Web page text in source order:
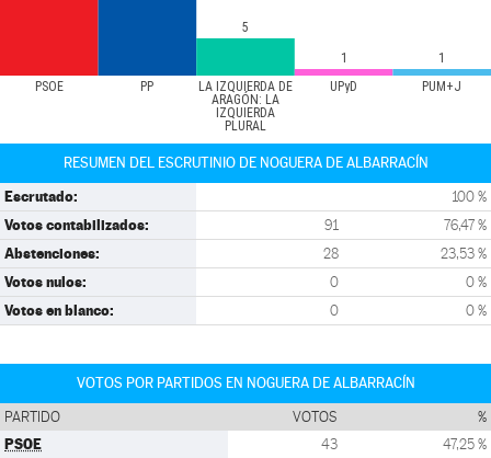
PSOE PP
LA IZQUIERDA DE
ARAGÓN: LA
IZQUIERDA
PLURAL
UPyD PUM+J
5
1
1
RESUMEN DEL ESCRUTINIO DE NOGUERA DE ALBARRACÍN
Escrutado: 100 %
Votos contabilizados: 91 76,47 %
Abstenciones: 28 23,53 %
Votos nulos: 0 0 %
Votos en blanco: 0 0 %
VOTOS POR PARTIDOS EN NOGUERA DE ALBARRACÍN
PARTIDO VOTOS %
PSOE 43 47,25 %